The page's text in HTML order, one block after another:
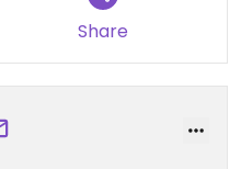
der schönen Lage
einigen Monaten
Essen war mäßig gut,
Share